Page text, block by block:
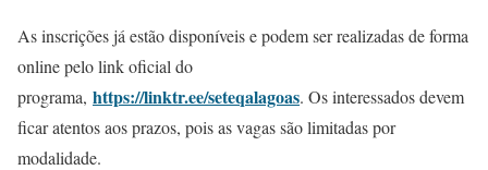
As inscrições já estão disponíveis e podem ser realizadas de forma
online pelo link oficial do
programa, https://linktr.ee/seteqalagoas. Os interessados devem
ficar atentos aos prazos, pois as vagas são limitadas por
modalidade.